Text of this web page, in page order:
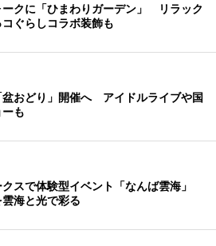
ークに「ひまわりガーデン」 リラック
ぐらしコラボ装飾も
盆おどり」開催へ アイドルライブや国
も
クスで体験型イベント「なんば雲海」
海と光で彩る